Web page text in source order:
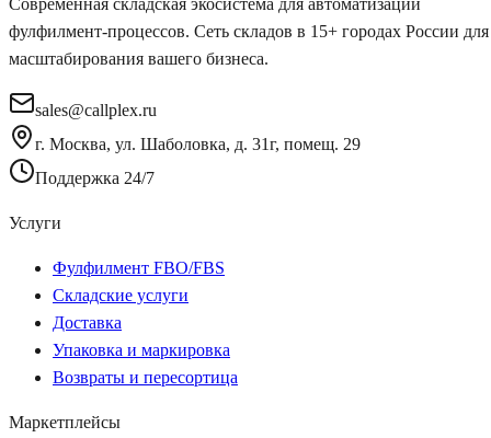
фулфилмент-процессов. Сеть складов в 15+ городах России для
масштабирования вашего бизнеса.
sales@callplex.ru
г. Москва, ул. Шаболовка, д. 31г, помещ. 29
Поддержка 24/7
Услуги
Фулфилмент FBO/FBS
Складские услуги
Доставка
Упаковка и маркировка
Возвраты и пересортица
Маркетплейсы